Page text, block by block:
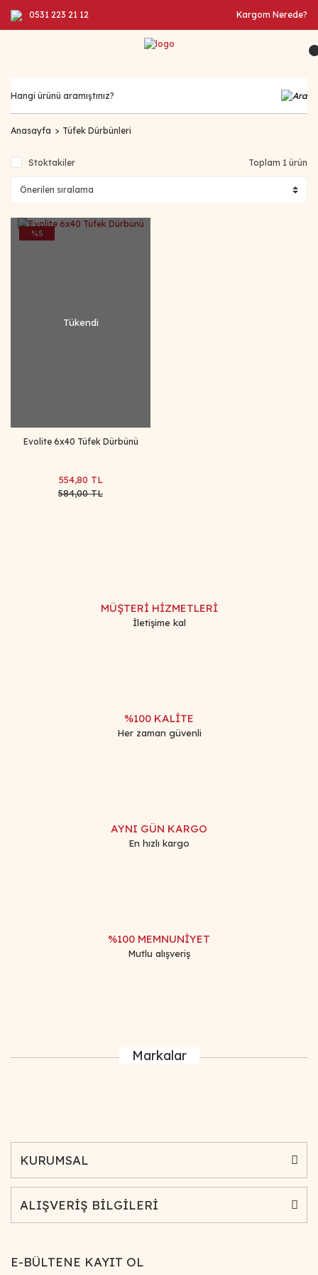
0531 223 21 12 Kargom Nerede?
Anasayfa Tüfek Dürbünleri
Stoktakiler Toplam 1 ürün
%5
Tükendi
Evolite 6x40 Tüfek Dürbünü
554,80 TL
584,00 TL
MÜŞTERİ HİZMETLERİ
İletişime kal
%100 KALİTE
Her zaman güvenli
AYNI GÜN KARGO
En hızlı kargo
%100 MEMNUNİYET
Mutlu alışveriş
Markalar
KURUMSAL
ALIŞVERİŞ BİLGİLERİ
E-BÜLTENE KAYIT OL